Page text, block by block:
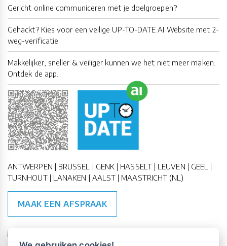
Gericht online communiceren met je doelgroepen?
Gehackt? Kies voor een veilige UP-TO-DATE AI Website met 2-
weg-verificatie
Makkelijker, sneller & veiliger kunnen we het niet meer maken.
Ontdek de app.
ANTWERPEN | BRUSSEL | GENK | HASSELT | LEUVEN | GEEL |
TURNHOUT | LANAKEN | AALST | MAASTRICHT (NL)
MAAK EEN AFSPRAAK
🇪🇺 🇧🇪